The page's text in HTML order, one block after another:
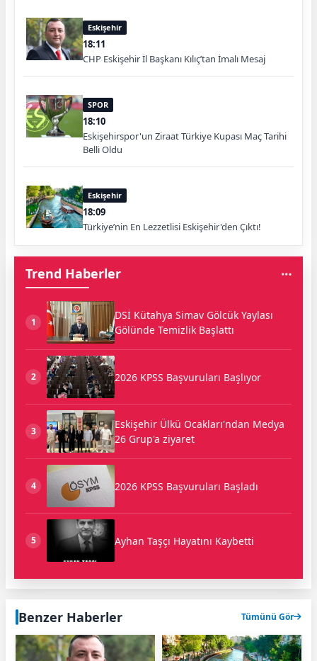
Eskişehir
18:11
CHP Eskişehir İl Başkanı Kılıç’tan İmalı Mesaj
SPOR
18:10
Eskişehirspor'un Ziraat Türkiye Kupası Maç Tarihi
Belli Oldu
Eskişehir
18:09
Türkiye’nin En Lezzetlisi Eskişehir'den Çıktı!
Trend Haberler
1
DSİ Kütahya Simav Gölcük Yaylası
Gölünde Temizlik Başlattı
2 2026 KPSS Başvuruları Başlıyor
3
Eskişehir Ülkü Ocakları'ndan Medya
26 Grup'a ziyaret
4 2026 KPSS Başvuruları Başladı
5 Ayhan Taşçı Hayatını Kaybetti
Benzer Haberler Tümünü Gör